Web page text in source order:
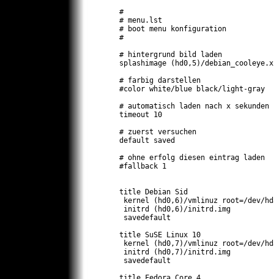
#
# menu.lst
# boot menu konfiguration
#
# hintergrund bild laden
splashimage (hd0,5)/
# farbig darstellen
#color white/blue black/light-gray
# automatisch laden nach x sekunden
timeout 10
# zuerst versuchen
default saved
# ohne erfolg diesen eintrag laden
#fallback 1
title Debian Sid
kernel (hd0,6)/vmlinuz root=/dev/
initrd (hd0,6)/initrd.img
savedefault
title SuSE Linux 10
kernel (hd0,7)/vmlinuz root=/dev/
initrd (hd0,7)/initrd.img
savedefault